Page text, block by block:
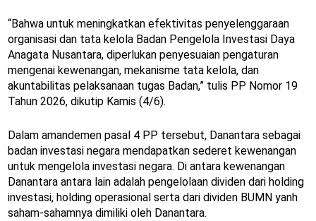
“Bahwa untuk meningkatkan efektivitas penyelenggaraan
organisasi dan tata kelola Badan Pengelola Investasi Daya
Anagata Nusantara, diperlukan penyesuaian pengaturan
mengenai kewenangan, mekanisme tata kelola, dan
akuntabilitas pelaksanaan tugas Badan,” tulis PP Nomor 19
Tahun 2026, dikutip Kamis (4/6).
Dalam amandemen pasal 4 PP tersebut, Danantara sebagai
badan investasi negara mendapatkan sederet kewenangan
untuk mengelola investasi negara. Di antara kewenangan
Danantara antara lain adalah pengelolaan dividen dari holding
investasi, holding operasional serta dari dividen BUMN yanh
saham-sahamnya dimiliki oleh Danantara.